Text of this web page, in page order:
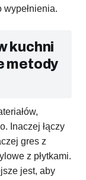
kuchni
metody
Inaczej łączy
gres z
z płytkami.
jest, aby